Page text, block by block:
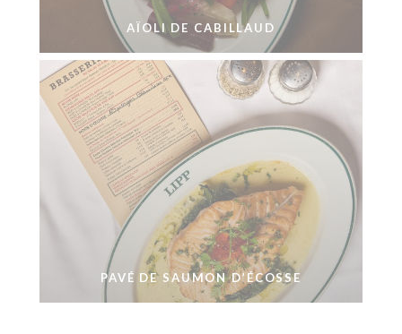
AÏOLI DE CABILLAUD
PAVÉ DE SAUMON D’ÉCOSSE